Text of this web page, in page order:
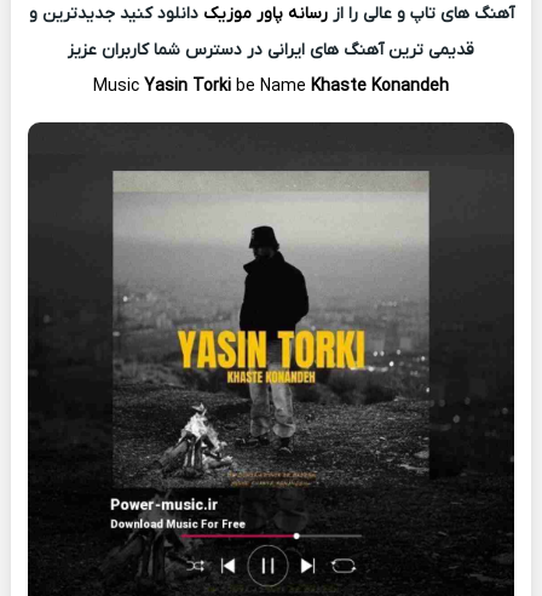
آهنگ های تاپ و عالی را ازرسانه پاور موزیک دانلود کنید جدیدترین و
قدیمی ترین آهنگ های ایرانی در دسترس شما کاربران عزیز
Music Yasin Torki be Name Khaste Konandeh